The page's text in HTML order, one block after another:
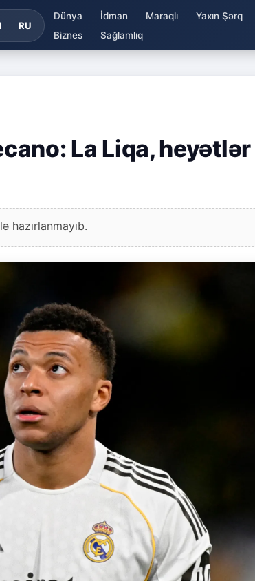
RU
Dünya İdman Maraqlı Yaxın Şərq
Biznes
Sağlamlıq
La Liqa, heyətlər
hazırlanmayıb.